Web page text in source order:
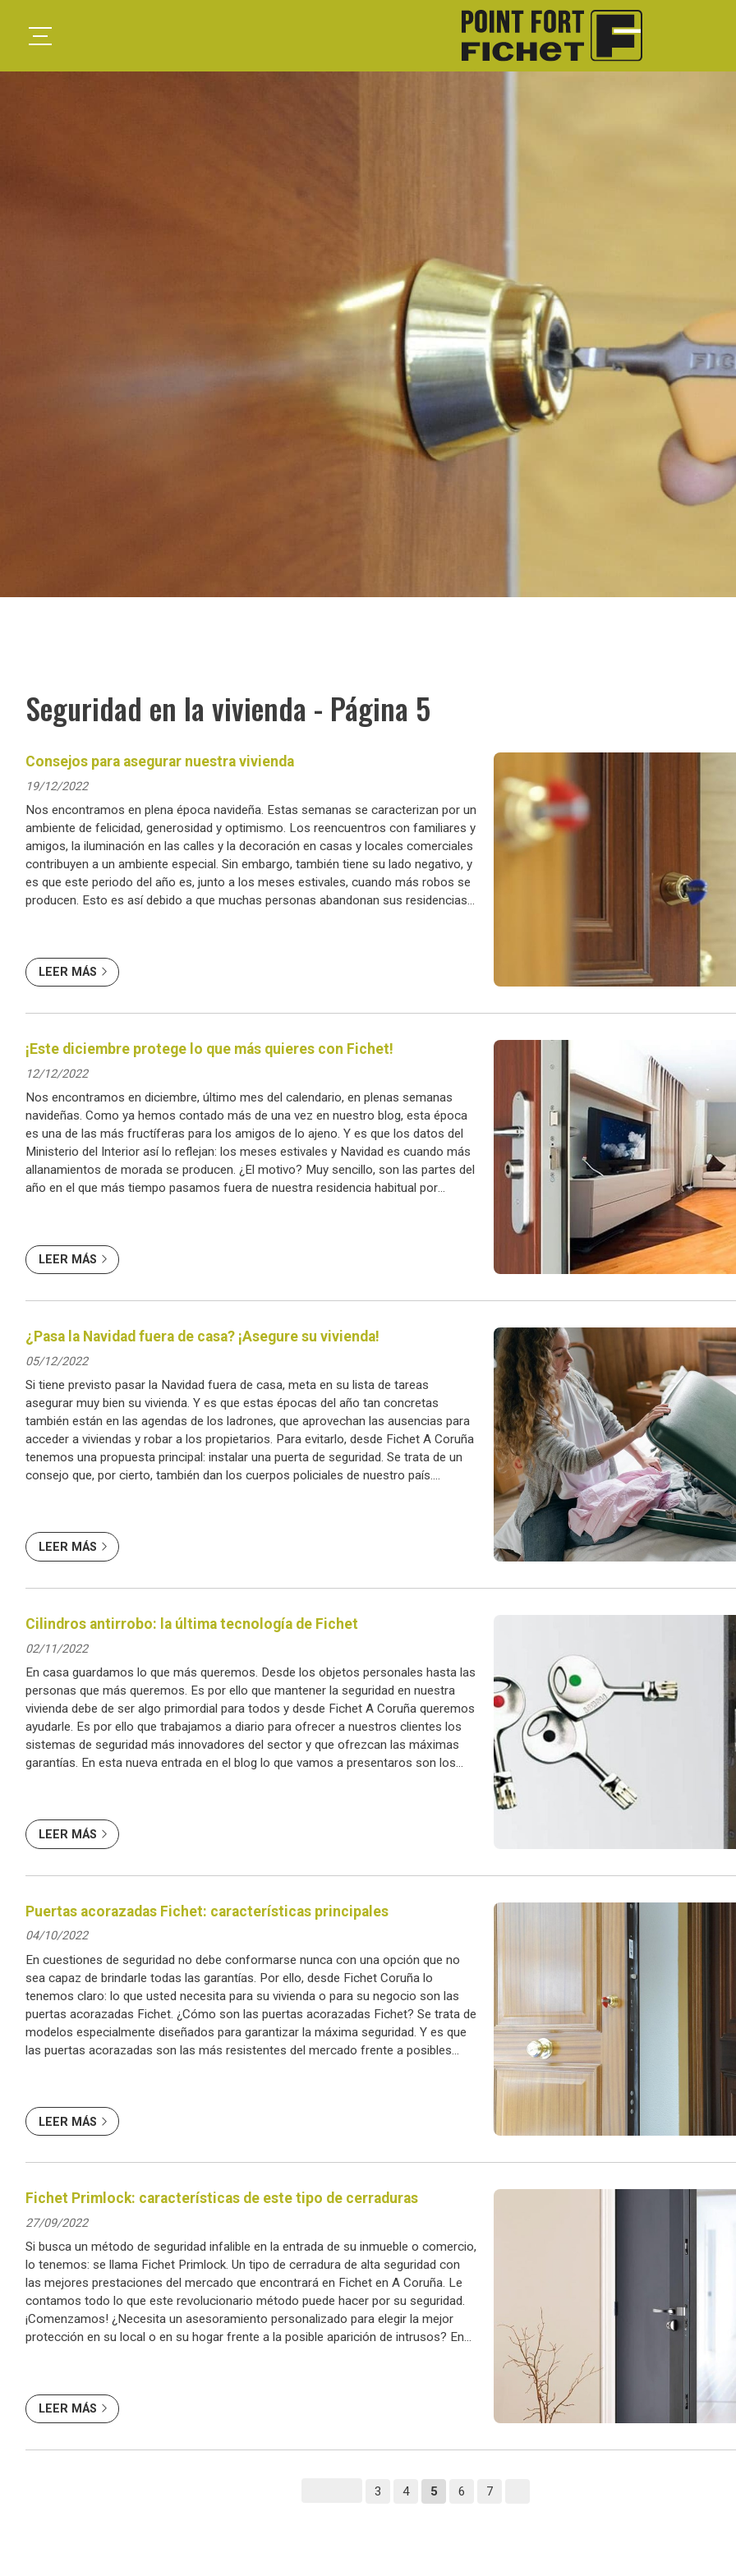
Seguridad en la vivienda - Página 5
Consejos para asegurar nuestra vivienda
19/12/2022
Nos encontramos en plena época navideña. Estas semanas se caracterizan por un
ambiente de felicidad, generosidad y optimismo. Los reencuentros con familiares y
amigos, la iluminación en las calles y la decoración en casas y locales comerciales
contribuyen a un ambiente especial. Sin embargo, también tiene su lado negativo, y
es que este periodo del año es, junto a los meses estivales, cuando más robos se
producen. Esto es así debido a que muchas personas abandonan sus residencias
LEER MÁS
¡Este diciembre protege lo que más quieres con Fichet!
12/12/2022
Nos encontramos en diciembre, último mes del calendario, en plenas semanas
navideñas. Como ya hemos contado más de una vez en nuestro blog, esta época
es una de las más fructíferas para los amigos de lo ajeno. Y es que los datos del
Ministerio del Interior así lo reflejan: los meses estivales y Navidad es cuando más
allanamientos de morada se producen. ¿El motivo? Muy sencillo, son las partes del
año en el que más tiempo pasamos fuera de nuestra residencia habitual por
LEER MÁS
¿Pasa la Navidad fuera de casa? ¡Asegure su vivienda!
05/12/2022
Si tiene previsto pasar la Navidad fuera de casa, meta en su lista de tareas
asegurar muy bien su vivienda. Y es que estas épocas del año tan concretas
también están en las agendas de los ladrones, que aprovechan las ausencias para
acceder a viviendas y robar a los propietarios. Para evitarlo, desde Fichet A Coruña
tenemos una propuesta principal: instalar una puerta de seguridad. Se trata de un
consejo que, por cierto, también dan los cuerpos policiales de nuestro país.
LEER MÁS
Cilindros antirrobo: la última tecnología de Fichet
02/11/2022
En casa guardamos lo que más queremos. Desde los objetos personales hasta las
personas que más queremos. Es por ello que mantener la seguridad en nuestra
vivienda debe de ser algo primordial para todos y desde Fichet A Coruña queremos
ayudarle. Es por ello que trabajamos a diario para ofrecer a nuestros clientes los
sistemas de seguridad más innovadores del sector y que ofrezcan las máximas
garantías. En esta nueva entrada en el blog lo que vamos a presentaros son los
LEER MÁS
Puertas acorazadas Fichet: características principales
04/10/2022
En cuestiones de seguridad no debe conformarse nunca con una opción que no
sea capaz de brindarle todas las garantías. Por ello, desde Fichet Coruña lo
tenemos claro: lo que usted necesita para su vivienda o para su negocio son las
puertas acorazadas Fichet. ¿Cómo son las puertas acorazadas Fichet? Se trata de
modelos especialmente diseñados para garantizar la máxima seguridad. Y es que
las puertas acorazadas son las más resistentes del mercado frente a posibles
LEER MÁS
Fichet Primlock: características de este tipo de cerraduras
27/09/2022
Si busca un método de seguridad infalible en la entrada de su inmueble o comercio,
lo tenemos: se llama Fichet Primlock. Un tipo de cerradura de alta seguridad con
las mejores prestaciones del mercado que encontrará en Fichet en A Coruña. Le
contamos todo lo que este revolucionario método puede hacer por su seguridad.
¡Comenzamos! ¿Necesita un asesoramiento personalizado para elegir la mejor
protección en su local o en su hogar frente a la posible aparición de intrusos? En
LEER MÁS
3 4 5 6 7